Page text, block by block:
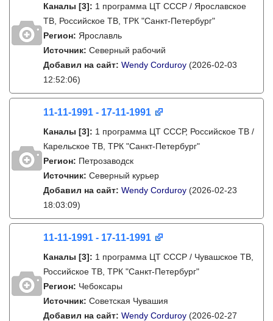
Каналы [3]: 1 программа ЦТ СССР / Ярославское
ТВ, Российское ТВ, ТРК "Санкт-Петербург"
Регион: Ярославль
Источник: Северный рабочий
Добавил на сайт: Wendy Corduroy (2026-02-03
12:52:06)
11-11-1991 - 17-11-1991
Каналы [3]: 1 программа ЦТ СССР, Российское ТВ /
Карельское ТВ, ТРК "Санкт-Петербург"
Регион: Петрозаводск
Источник: Северный курьер
Добавил на сайт: Wendy Corduroy (2026-02-23
18:03:09)
11-11-1991 - 17-11-1991
Каналы [3]: 1 программа ЦТ СССР / Чувашское ТВ,
Российское ТВ, ТРК "Санкт-Петербург"
Регион: Чебоксары
Источник: Советская Чувашия
Добавил на сайт: Wendy Corduroy (2026-02-27